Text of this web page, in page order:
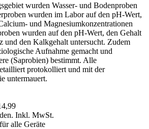
wurden Wasser- und Bodenproben
wurden im Labor auf den pH-Wert,
und Magnesiumkonzentrationen
wurden auf den pH-Wert, den Gehalt
und den Kalkgehalt untersucht. Zudem
Aufnahme gemacht und
(Saprobien) bestimmt. Alle
protokolliert und mit der
untermauert.
Inkl. MwSt.
alle Geräte